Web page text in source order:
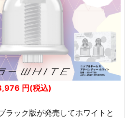
円(税込)
ラック版が発売してホワイトと